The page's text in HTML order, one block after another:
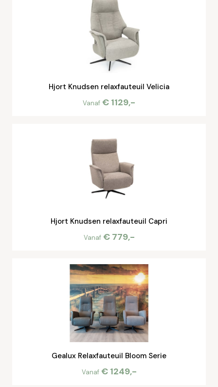
Hjort Knudsen relaxfauteuil Velicia
Vanaf € 1129,-
Hjort Knudsen relaxfauteuil Capri
Vanaf € 779,-
Gealux Relaxfauteuil Bloom Serie
Vanaf € 1249,-